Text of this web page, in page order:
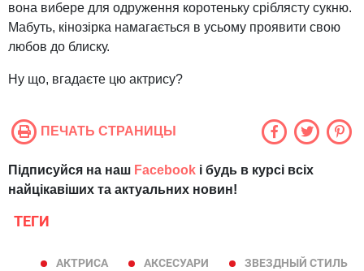
вона вибере для одруження коротеньку сріблясту сукню.
Мабуть, кінозірка намагається в усьому проявити свою
любов до блиску.
Ну що, вгадаєте цю актрису?
ПЕЧАТЬ СТРАНИЦЫ
Підписуйся на наш Facebook і будь в курсі всіх
найцікавіших та актуальних новин!
ТЕГИ
АКТРИСА АКСЕСУАРИ
ЗВЕЗДНЫЙ СТИЛЬ